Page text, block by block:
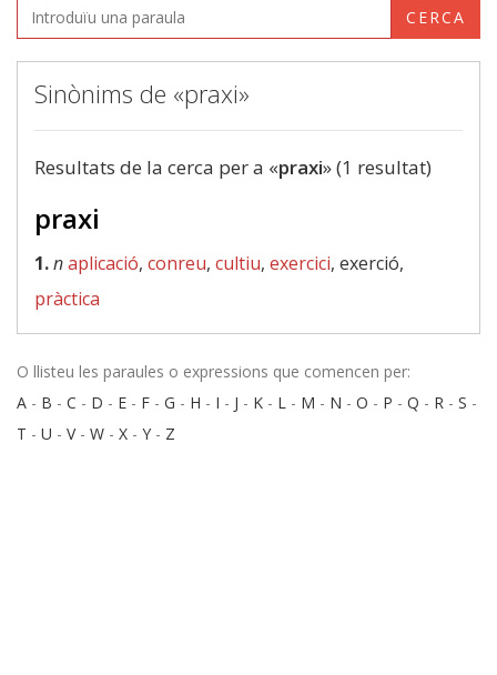
CERCA
Sinònims de «praxi»
Resultats de la cerca per a «praxi» (1 resultat)
praxi
1.naplicació, conreu, cultiu, exercici, exerció,
pràctica
O llisteu les paraules o expressions que comencen per:
A - B - C - D - E - F - G - H - I - J - K - L - M - N - O - P - Q - R - S -
T - U - V- W - X - Y - Z